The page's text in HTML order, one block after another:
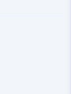
during